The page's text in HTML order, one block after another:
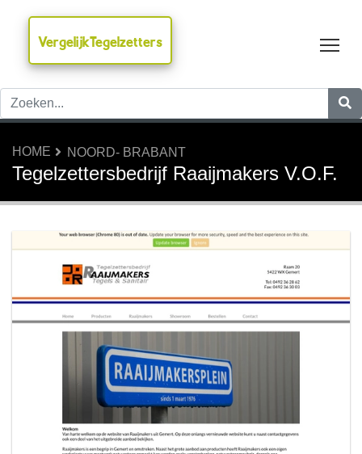
VergelijkTegelzetters
HOME NOORD- BRABANT
Tegelzettersbedrijf Raaijmakers V.O.F.